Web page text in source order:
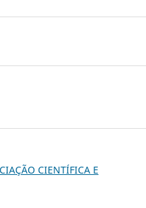
CIENTÍFICA E